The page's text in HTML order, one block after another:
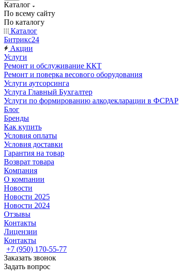
Каталог
По всему сайту
По каталогу
Каталог
Битрикс24
Акции
Услуги
Ремонт и обслуживание ККТ
Ремонт и поверка весового оборудования
Услуги аутсорсинга
Услуга Главный Бухгалтер
Услуги по формированию алкодекларации в ФСРАР
Блог
Бренды
Как купить
Условия оплаты
Условия доставки
Гарантия на товар
Возврат товара
Компания
О компании
Новости
Новости 2025
Новости 2024
Отзывы
Контакты
Лицензии
Контакты
+7 (950) 170-55-77
Заказать звонок
Задать вопрос